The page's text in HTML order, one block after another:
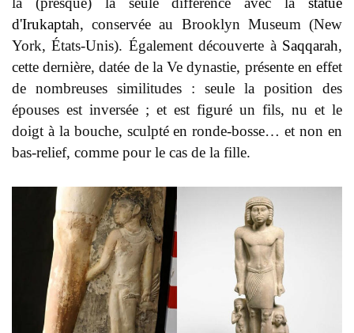
d'Irukaptah, conservée au Brooklyn Museum (New
York, États-Unis). Également découverte à Saqqarah,
cette dernière, datée de la Ve dynastie, présente en effet
de nombreuses similitudes : seule la position des
épouses est inversée ; et est figuré un fils, nu et le
doigt à la bouche, sculpté en ronde-bosse… et non en
bas-relief, comme pour le cas de la fille.